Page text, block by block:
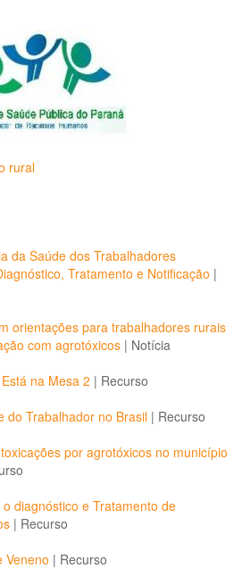
rural
da Saúde dos Trabalhadores
Tratamento e Notificação |
orientações para trabalhadores rurais
com agrotóxicos | Notícia
na Mesa 2 | Recurso
do Trabalhador no Brasil | Recurso
por agrotóxicos no município
diagnóstico e Tratamento de
| Recurso
Veneno | Recurso